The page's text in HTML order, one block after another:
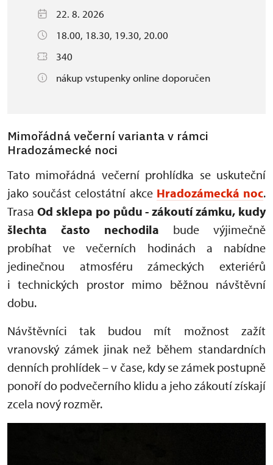
22. 8. 2026
18.00, 18.30, 19.30, 20.00
340
nákup vstupenky online doporučen
Mimořádná večerní varianta v rámci
Hradozámecké noci
Tato mimořádná večerní prohlídka se uskuteční
jako součást celostátní akce Hradozámecká noc.
Trasa Od sklepa po půdu - zákoutí zámku, kudy
šlechta často nechodila bude výjimečně
probíhat ve večerních hodinách a nabídne
jedinečnou atmosféru zámeckých exteriérů
i technických prostor mimo běžnou návštěvní
dobu.
Návštěvníci tak budou mít možnost zažít
vranovský zámek jinak než během standardních
denních prohlídek – v čase, kdy se zámek postupně
ponoří do podvečerního klidu a jeho zákoutí získají
zcela nový rozměr.